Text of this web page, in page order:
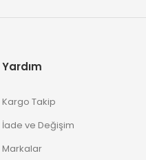
Yardım
Kargo Takip
İade ve Değişim
Markalar